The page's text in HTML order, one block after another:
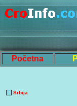
Početna
Srbija